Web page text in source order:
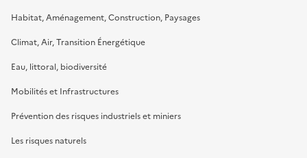
Habitat, Aménagement, Construction, Paysages
Climat, Air, Transition Énergétique
Eau, littoral, biodiversité
Mobilités et Infrastructures
Prévention des risques industriels et miniers
Les risques naturels